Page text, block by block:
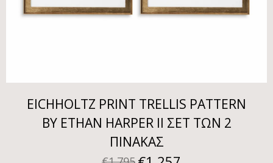
EICHHOLTZ PRINT TRELLIS PATTERN
BY ETHAN HARPER II ΣΕΤ ΤΩΝ 2
ΠΙΝΑΚΑΣ